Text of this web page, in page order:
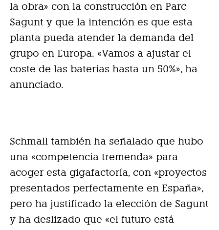
la obra» con la construcción en Parc
Sagunt y que la intención es que esta
planta pueda atender la demanda del
grupo en Europa. «Vamos a ajustar el
coste de las baterías hasta un 50%», ha
anunciado.
Schmall también ha señalado que hubo
una «competencia tremenda» para
acoger esta gigafactoría, con «proyectos
presentados perfectamente en España»,
pero ha justificado la elección de Sagunt
y ha deslizado que «el futuro está